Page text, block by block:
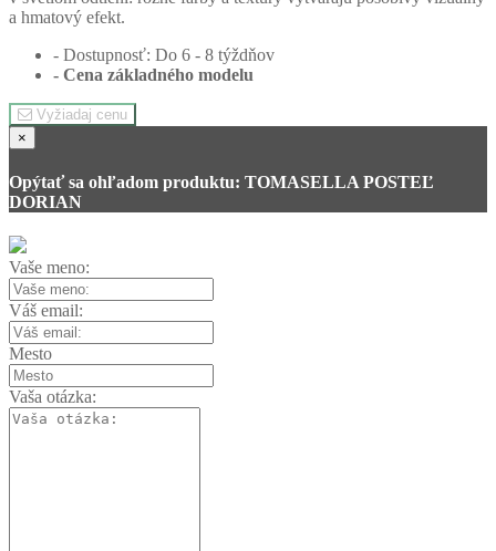
a hmatový efekt.
- Dostupnosť: Do 6 - 8 týždňov
- Cena základného modelu
Vyžiadaj cenu
×
Opýtať sa ohľadom produktu: TOMASELLA POSTEĽ
DORIAN
Vaše meno:
Váš email:
Mesto
Vaša otázka: